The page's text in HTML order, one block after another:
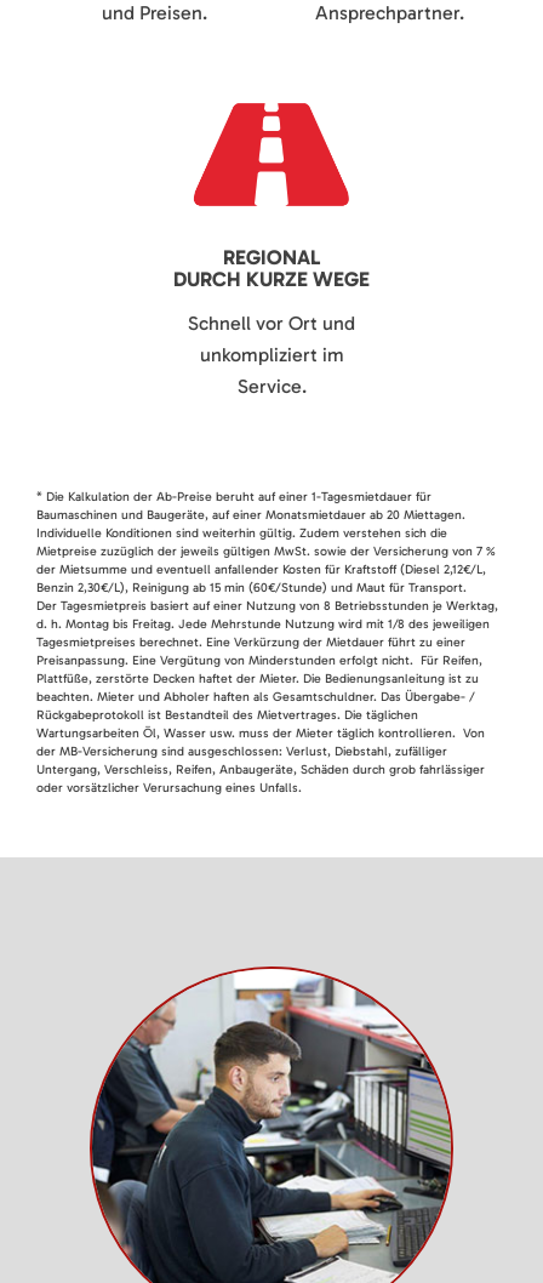
und Preisen.
Ansprechpartner.
REGIONAL
DURCH KURZE WEGE
Schnell vor Ort und
unkompliziert im
Service.
* Die Kalkulation der Ab-Preise beruht auf einer 1-Tagesmietdauer für
Baumaschinen und Baugeräte, auf einer Monatsmietdauer ab 20 Miettagen.
Individuelle Konditionen sind weiterhin gültig. Zudem verstehen sich die
Mietpreise zuzüglich der jeweils gültigen MwSt. sowie der Versicherung von 7 %
der Mietsumme und eventuell anfallender Kosten für Kraftstoff (Diesel 2,12€/L,
Benzin 2,30€/L), Reinigung ab 15 min (60€/Stunde) und Maut für Transport.
Der Tagesmietpreis basiert auf einer Nutzung von 8 Betriebsstunden je Werktag,
d. h. Montag bis Freitag. Jede Mehrstunde Nutzung wird mit 1/8 des jeweiligen
Tagesmietpreises berechnet. Eine Verkürzung der Mietdauer führt zu einer
Preisanpassung. Eine Vergütung von Minderstunden erfolgt nicht. Für Reifen,
Plattfüße, zerstörte Decken haftet der Mieter. Die Bedienungsanleitung ist zu
beachten. Mieter und Abholer haften als Gesamtschuldner. Das Übergabe- /
Rückgabeprotokoll ist Bestandteil des Mietvertrages. Die täglichen
Wartungsarbeiten Öl, Wasser usw. muss der Mieter täglich kontrollieren. Von
der MB-Versicherung sind ausgeschlossen: Verlust, Diebstahl, zufälliger
Untergang, Verschleiss, Reifen, Anbaugeräte, Schäden durch grob fahrlässiger
oder vorsätzlicher Verursachung eines Unfalls.